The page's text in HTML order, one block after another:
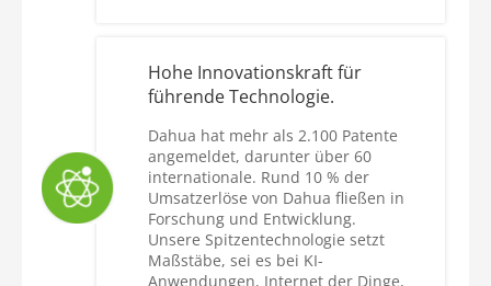
Hohe Innovationskraft für
führende Technologie.
Dahua hat mehr als 2.100 Patente
angemeldet, darunter über 60
internationale. Rund 10 % der
Umsatzerlöse von Dahua fließen in
Forschung und Entwicklung.
Unsere Spitzentechnologie setzt
Maßstäbe, sei es bei KI-
Anwendungen, Internet der Dinge,